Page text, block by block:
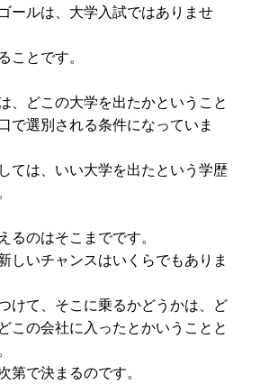
ールは、大学入試ではありませ
とです。
、どこの大学を出たかということ
で選別される条件になっていま
ては、いい大学を出たという学歴
のはそこまでです。
しいチャンスはいくらでもありま
けて、そこに乗るかどうかは、ど
この会社に入ったとかいうことと
で決まるのです。